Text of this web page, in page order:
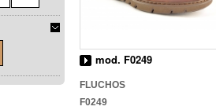
mod. F0249
FLUCHOS
F0249